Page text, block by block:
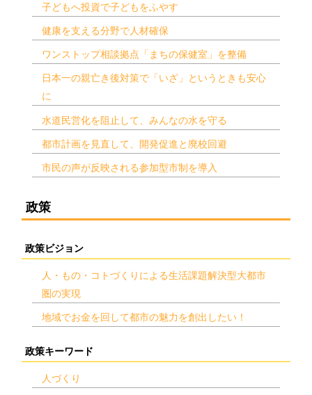
子どもへ投資で子どもをふやす
健康を支える分野で人材確保
ワンストップ相談拠点「まちの保健室」を整備
日本一の親亡き後対策で「いざ」というときも安心
に
水道民営化を阻止して、みんなの水を守る
都市計画を見直して、開発促進と廃校回避
市民の声が反映される参加型市制を導入
政策
政策ビジョン
人・もの・コトづくりによる生活課題解決型大都市
圏の実現
地域でお金を回して都市の魅力を創出したい！
政策キーワード
人づくり